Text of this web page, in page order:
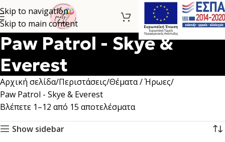
Skip to navigation
Skip to main content
Paw Patrol - Skye &
Everest
Αρχική σελίδα Περιστάσεις Θέματα / Ήρωες
Paw Patrol - Skye & Everest
Βλέπετε 1–12 από 15 αποτελέσματα
Show sidebar